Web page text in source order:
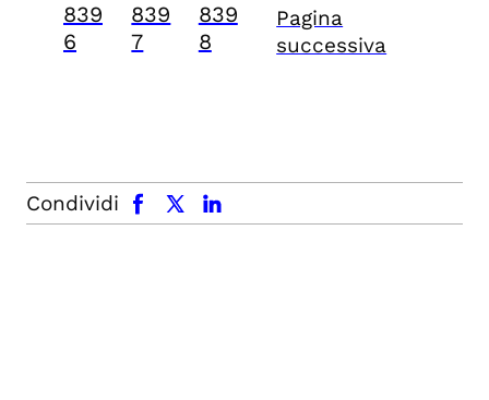
839
6
839
7
839
8
Pagina
successiva
Condividi
facebook x.com linkedin